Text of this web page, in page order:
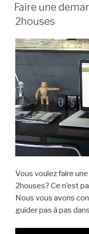
LE
Faire une
2houses
Vous voulez faire
2houses? Ce n’est
Nous vous avons
guider pas à pas